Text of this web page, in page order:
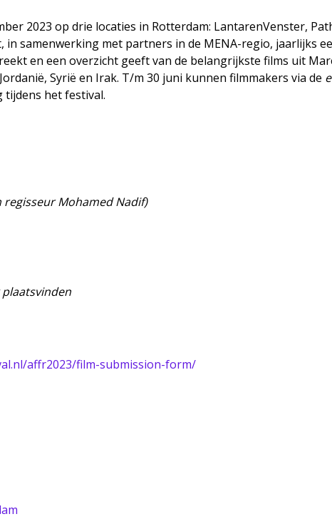
2023 op drie locaties in Rotterdam: LantarenVenster,
in samenwerking met partners in de MENA-regio, jaarlijks
en een overzicht geeft van de belangrijkste films uit
Syrië en Irak. T/m 30 juni kunnen filmmakers via de
het festival.
regisseur Mohamed Nadif)
affr2023/film-submission-form/